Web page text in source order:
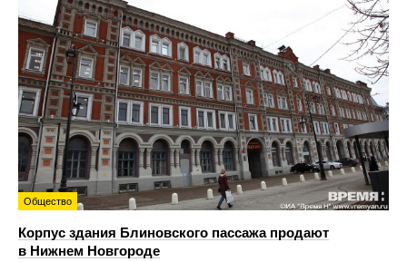
Общество
Корпус здания Блиновского пассажа продают
в Нижнем Новгороде